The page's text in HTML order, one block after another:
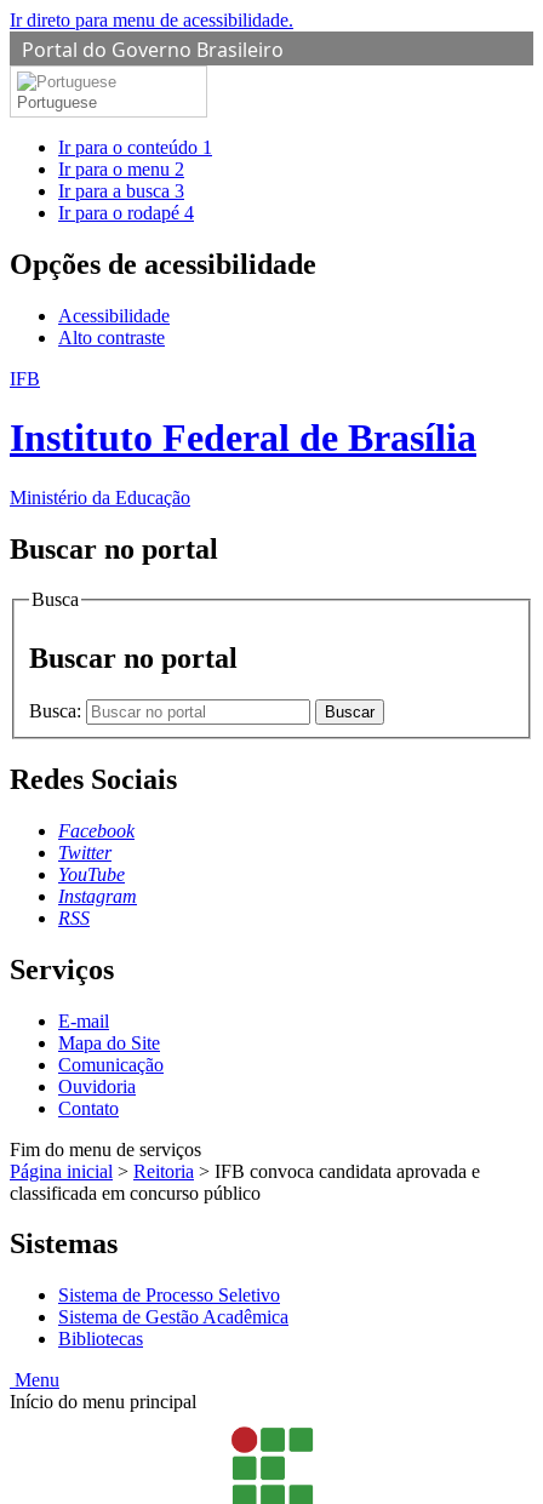
Ir direto para menu de acessibilidade.
Portal do Governo Brasileiro
Portuguese
Ir para o conteúdo 1
Ir para o menu 2
Ir para a busca 3
Ir para o rodapé 4
Opções de acessibilidade
Acessibilidade
Alto contraste
IFB
Instituto Federal de Brasília
Ministério da Educação
Buscar no portal
Busca
Buscar no portal
Busca: Buscar
Redes Sociais
Facebook
Twitter
YouTube
Instagram
RSS
Serviços
E-mail
Mapa do Site
Comunicação
Ouvidoria
Contato
Fim do menu de serviços
Página inicial > Reitoria > IFB convoca candidata aprovada e
classificada em concurso público
Sistemas
Sistema de Processo Seletivo
Sistema de Gestão Acadêmica
Bibliotecas
Menu
Início do menu principal